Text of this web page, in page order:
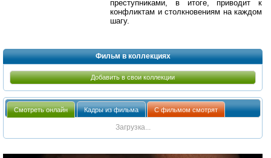
преступниками, в итоге, приводит к
конфликтам и столкновениям на каждом
шагу.
Фильм в коллекциях
Добавить в свои коллекции
Смотреть онлайн Кадры из фильма С фильмом смотрят
Загрузка...